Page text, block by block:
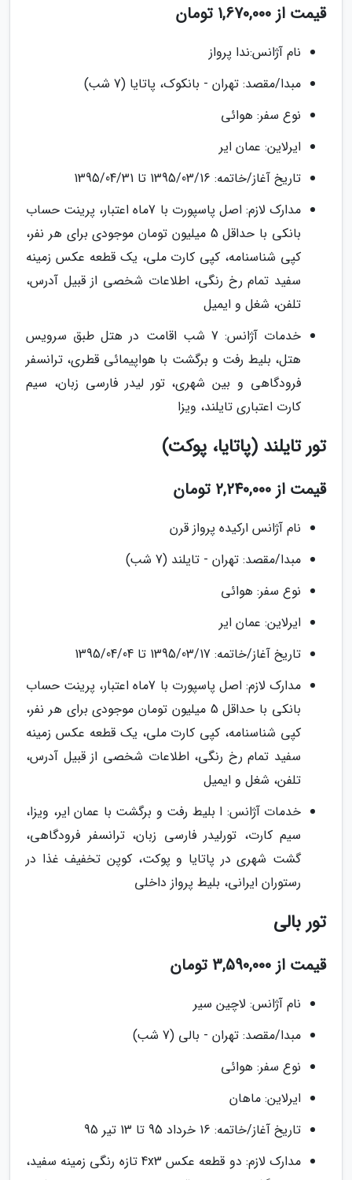
قیمت از 1,670,000 تومان
نام آژانس:ندا پرواز
مبدا/مقصد: تهران - بانکوک، پاتایا (7 شب)
نوع سفر: هوائی
ایرلاین: عمان ایر
تاریخ آغاز/خاتمه: 1395/03/16 تا 1395/04/31
مدارک لازم: اصل پاسپورت با 7ماه اعتبار، پرینت حساب
بانکی با حداقل 5 میلیون تومان موجودی برای هر نفر،
کپی شناسنامه، کپی کارت ملی، یک قطعه عکس زمینه
سفید تمام رخ رنگی، اطلاعات شخصی از قبیل آدرس،
تلفن، شغل و ایمیل
خدمات آژانس: 7 شب اقامت در هتل طبق سرویس
هتل، بلیط رفت و برگشت با هواپیمائی قطری، ترانسفر
فرودگاهی و بین شهری، تور لیدر فارسی زبان، سیم
کارت اعتباری تایلند، ویزا
تور تایلند (پاتایا، پوکت)
قیمت از 2,240,000 تومان
نام آژانس ارکیده پرواز قرن
مبدا/مقصد: تهران - تایلند (7 شب)
نوع سفر: هوائی
ایرلاین: عمان ایر
تاریخ آغاز/خاتمه: 1395/03/17 تا 1395/04/04
مدارک لازم: اصل پاسپورت با 7ماه اعتبار، پرینت حساب
بانکی با حداقل 5 میلیون تومان موجودی برای هر نفر،
کپی شناسنامه، کپی کارت ملی، یک قطعه عکس زمینه
سفید تمام رخ رنگی، اطلاعات شخصی از قبیل آدرس،
تلفن، شغل و ایمیل
خدمات آژانس: ا بلیط رفت و برگشت با عمان ایر، ویزا،
سیم کارت، تورلیدر فارسی زبان، ترانسفر فرودگاهی،
گشت شهری در پاتایا و پوکت، کوپن تخفیف غذا در
رستوران ایرانی، بلیط پرواز داخلی
تور بالی
قیمت از 3,590,000 تومان
نام آژانس: لاچین سیر
مبدا/مقصد: تهران - بالی (7 شب)
نوع سفر: هوائی
ایرلاین: ماهان
تاریخ آغاز/خاتمه: 16 خرداد 95 تا 13 تیر 95
مدارک لازم: دو قطعه عکس 4x3 تازه رنگی زمینه سفید،